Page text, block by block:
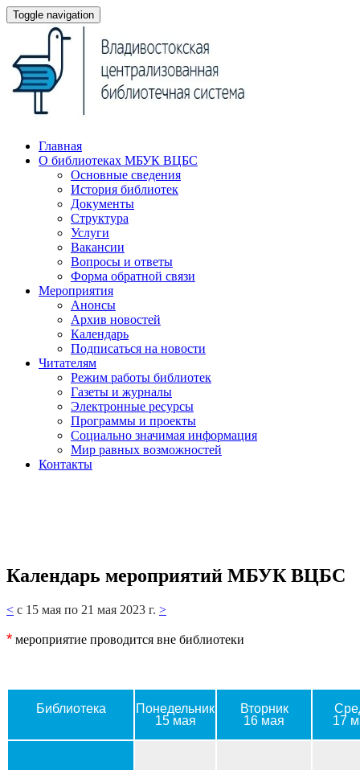
Toggle navigation
Главная
О библиотеках МБУК ВЦБС
Основные сведения
История библиотек
Документы
Структура
Услуги
Вакансии
Вопросы и ответы
Форма обратной связи
Мероприятия
Анонсы
Архив новостей
Календарь
Подписаться на новости
Читателям
Режим работы библиотек
Газеты и журналы
Электронные ресурсы
Программы и проекты
Социально значимая информация
Мир равных возможностей
Контакты
Календарь мероприятий МБУК ВЦБС
< с 15 мая по 21 мая 2023 г. >
* мероприятие проводится вне библиотеки
Библиотека
Понедельник
15 мая
Вторник
16 мая
17